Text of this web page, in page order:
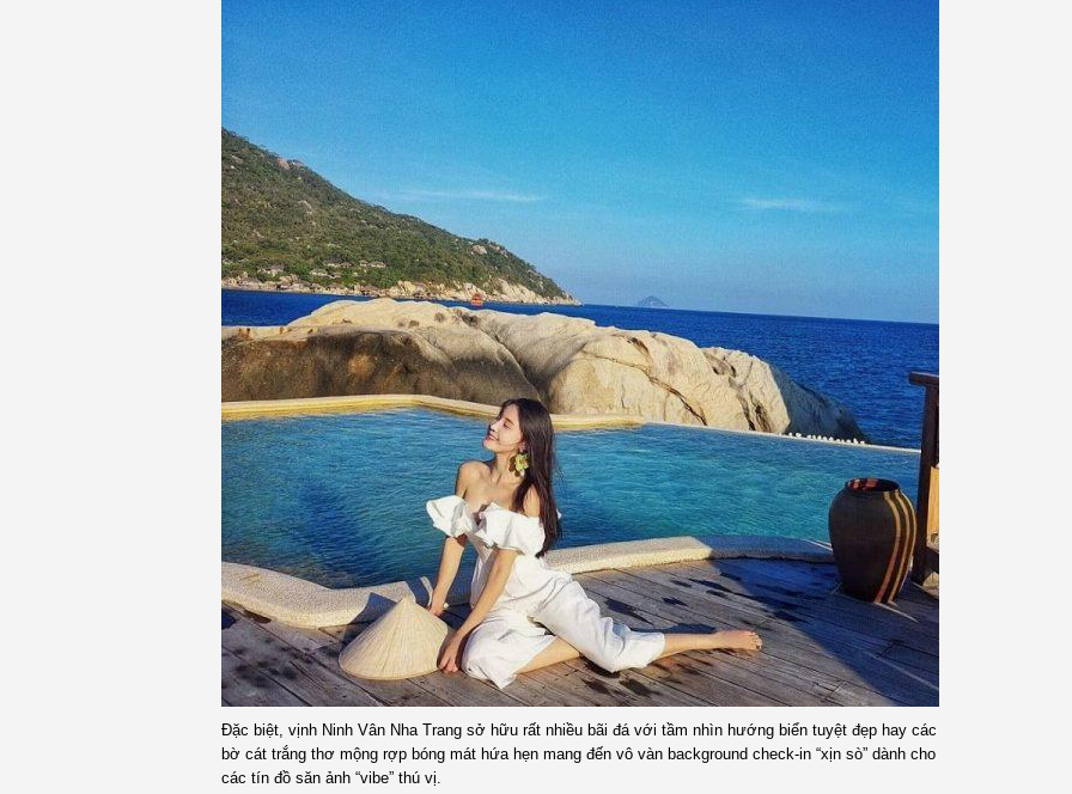
Đặc biệt, vịnh Ninh Vân Nha Trang sở hữu rất nhiều bãi đá với tầm nhìn hướng biển tuyệt đẹp hay các
bờ cát trắng thơ mộng rợp bóng mát hứa hẹn mang đến vô vàn background check-in “xịn sò” dành cho
các tín đồ săn ảnh “vibe” thú vị.